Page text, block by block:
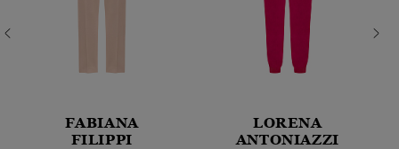
FABIANA
FILIPPI
LORENA
ANTONIAZZI